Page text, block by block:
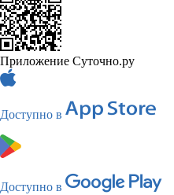
Приложение Суточно.ру
Доступно в
Доступно в